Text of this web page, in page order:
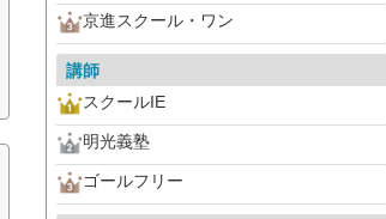
京進スクール・ワン
講師
スクールIE
明光義塾
ゴールフリー